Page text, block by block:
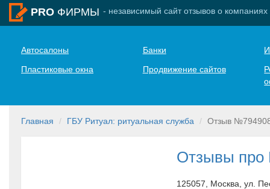
PRO ФИРМЫ - независимый сайт отзывов о компаниях
Автосалоны Банки
Пластиковые окна
Продвижение сайтов
Главная ГБУ Ритуал: ритуальная служба Отзыв
Отзывы про
125057, Москва, ул.